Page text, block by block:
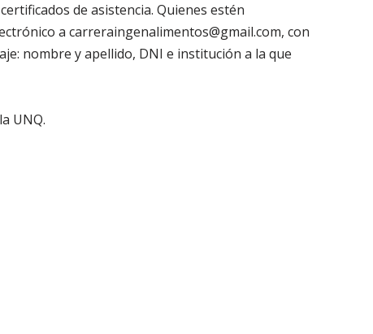
de asistencia. Quienes estén
a carre­raingenalimentos@gmail.com, con
nombre y apellido, DNI e institución a la que
UNQ.